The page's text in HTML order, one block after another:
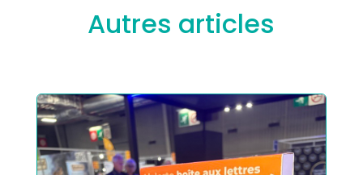
Autres articles